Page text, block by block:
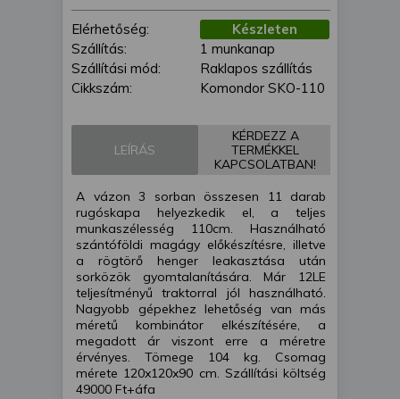
Elérhetőség:
Készleten
Szállítás:
1 munkanap
Szállítási mód:
Raklapos szállítás
Cikkszám:
Komondor SKO-110
LEÍRÁS
KÉRDEZZ A
TERMÉKKEL
KAPCSOLATBAN!
A vázon 3 sorban összesen 11 darab
rugóskapa helyezkedik el, a teljes
munkaszélesség 110cm. Használható
szántóföldi magágy előkészítésre, illetve
a rögtörő henger leakasztása után
sorközök gyomtalanítására. Már 12LE
teljesítményű traktorral jól használható.
Nagyobb gépekhez lehetőség van más
méretű kombinátor elkészítésére, a
megadott ár viszont erre a méretre
érvényes. Tömege 104 kg. Csomag
mérete 120x120x90 cm. Szállítási költség
49000 Ft+áfa
részletesebb információkhoz juthat, és
megváltoztathatja beállításait. Felhívjuk
figyelmét, hogy személyes adatainak
bizonyos kezeléséhez nem feltétlenül
szükséges az Ön hozzájárulása, de
adatkezelés ellen. A beállításai csak erre
a weboldalra érvényesek. Erre a
webhelyre visszatérve vagy az
adatvédelmi szabályzatunk segítségével
bármikor megváltoztathatja a
beállításait.